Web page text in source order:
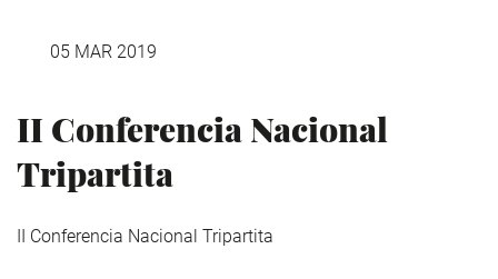
05 MAR 2019
II Conferencia Nacional
Tripartita
II Conferencia Nacional Tripartita